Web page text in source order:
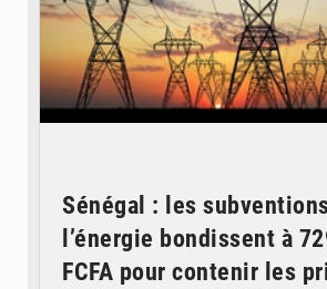
Sénégal : les
l’énergie bondissent à
FCFA pour contenir les